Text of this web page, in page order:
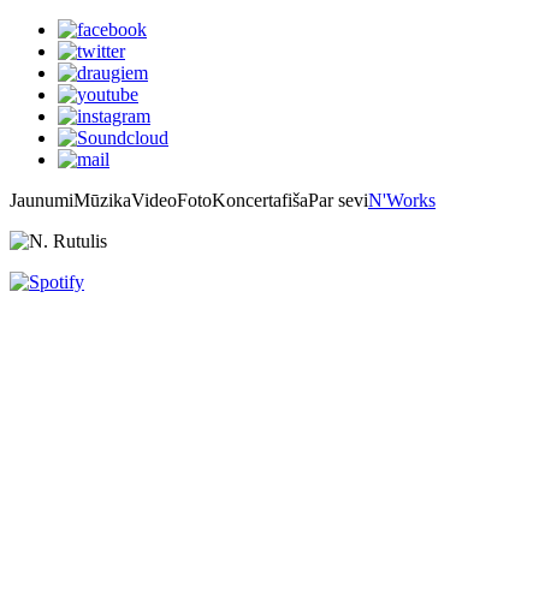
JaunumiMūzikaVideoFotoKoncertafišaPar seviN'Works